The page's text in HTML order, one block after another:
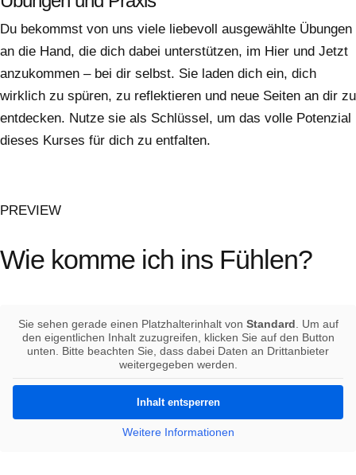
Du bekommst von uns viele liebevoll ausgewählte Übungen
an die Hand, die dich dabei unterstützen, im Hier und Jetzt
anzukommen – bei dir selbst. Sie laden dich ein, dich
wirklich zu spüren, zu reflektieren und neue Seiten an dir zu
entdecken. Nutze sie als Schlüssel, um das volle Potenzial
dieses Kurses für dich zu entfalten.
PREVIEW
Wie komme ich ins Fühlen?
Sie sehen gerade einen Platzhalterinhalt von Standard. Um auf
den eigentlichen Inhalt zuzugreifen, klicken Sie auf den Button
unten. Bitte beachten Sie, dass dabei Daten an Drittanbieter
weitergegeben werden.
Inhalt entsperren
Weitere Informationen